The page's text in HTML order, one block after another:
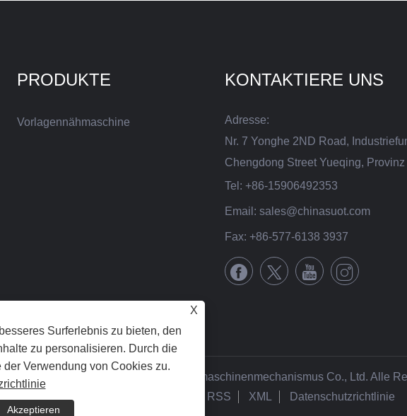
PRODUKTE
Vorlagennähmaschine
KONTAKTIERE UNS
Adresse:
Nr. 7 Yonghe 2ND Road,
Chengdong Street Yueqing,
Tel: +86-15906492353
Email:sales@chinasuot.com
Fax: +86-577-6138 3937
Copyright © 2022 Zhejiang Suote Nähmaschinenmechanismus Co., Ltd. Alle
RSS XML Datenschutzrichtlinie
X
Surferlebnis zu bieten, den
zu personalisieren. Durch die
Verwendung von Cookies zu.
Akzeptieren